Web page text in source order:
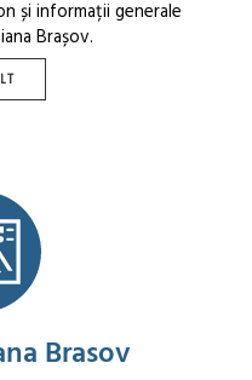
și informații generale
Brașov.
Brasov